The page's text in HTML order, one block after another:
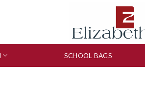
SCHOOL BAGS